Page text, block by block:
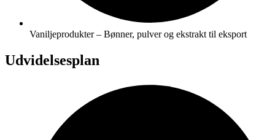
Vaniljeprodukter – Bønner, pulver og ekstrakt til eksport
Udvidelsesplan